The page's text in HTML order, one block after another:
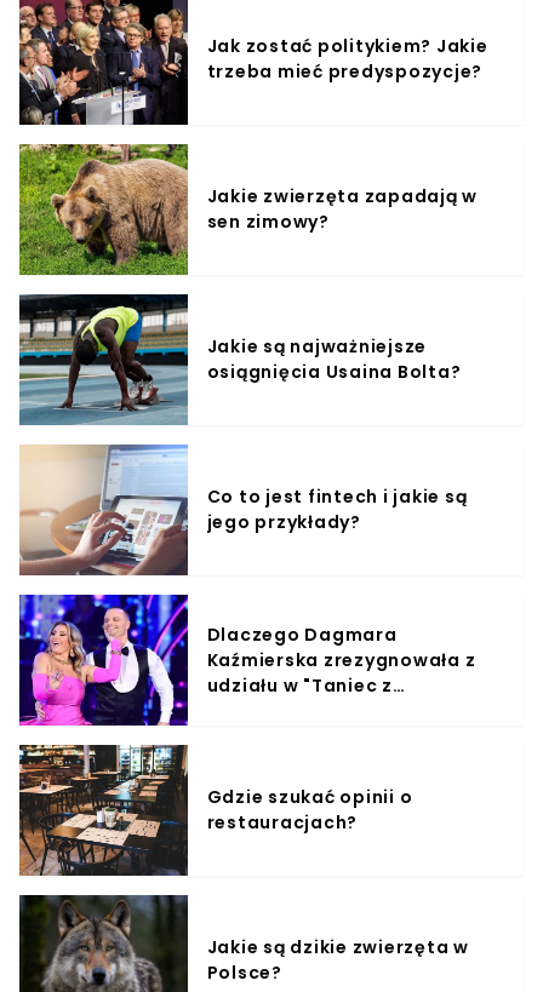
Jak zostać politykiem? Jakie
trzeba mieć predyspozycje?
Jakie zwierzęta zapadają w
sen zimowy?
Jakie są najważniejsze
osiągnięcia Usaina Bolta?
Co to jest fintech i jakie są
jego przykłady?
Dlaczego Dagmara
Kaźmierska zrezygnowała z
udziału w "Taniec z
Gdzie szukać opinii o
restauracjach?
Jakie są dzikie zwierzęta w
Polsce?